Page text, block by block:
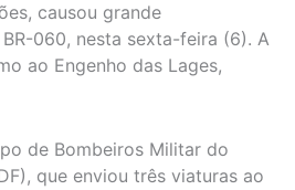
causou grande
060, nesta sexta-feira (6). A
ao Engenho das Lages,
de Bombeiros Militar do
que enviou três viaturas ao